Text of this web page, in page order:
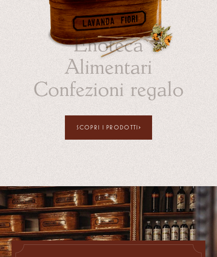
Erboristeria
Enoteca
Alimentari
Confezioni regalo
SCOPRI I PRODOTTI